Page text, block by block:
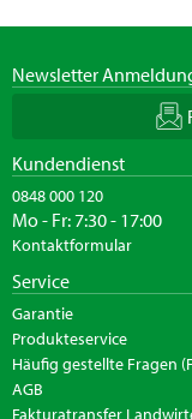
Newsletter
Kundendienst
0848 000 120
Mo - Fr: 7:30 - 17:00
Kontaktformular
Service
Garantie
Produkteservice
Häufig gestellte Fragen
AGB
Fakturatransfer